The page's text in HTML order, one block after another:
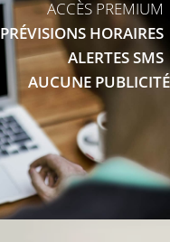
ACCÈS PREMIUM
PRÉVISIONS HORAIRES
ALERTES SMS
AUCUNE PUBLICITÉ